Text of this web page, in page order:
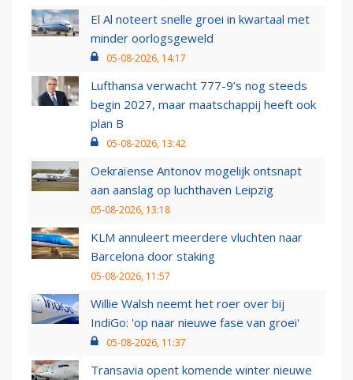
El Al noteert snelle groei in kwartaal met
minder oorlogsgeweld
05-08-2026, 14:17
Lufthansa verwacht 777-9’s nog steeds
begin 2027, maar maatschappij heeft ook
plan B
05-08-2026, 13:42
Oekraïense Antonov mogelijk ontsnapt
aan aanslag op luchthaven Leipzig
05-08-2026, 13:18
KLM annuleert meerdere vluchten naar
Barcelona door staking
05-08-2026, 11:57
Willie Walsh neemt het roer over bij
IndiGo: 'op naar nieuwe fase van groei'
05-08-2026, 11:37
Transavia opent komende winter nieuwe